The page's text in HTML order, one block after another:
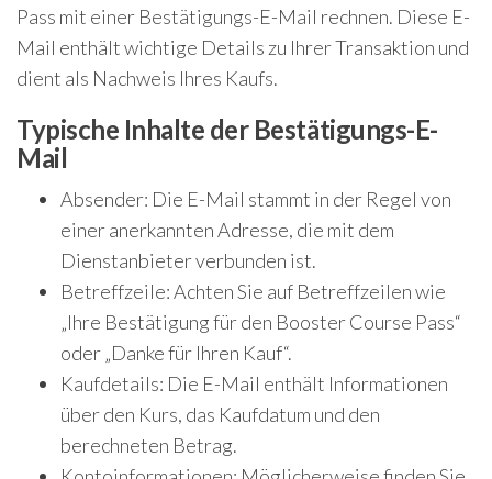
Pass mit einer Bestätigungs-E-Mail rechnen. Diese E-
Mail enthält wichtige Details zu Ihrer Transaktion und
dient als Nachweis Ihres Kaufs.
Typische Inhalte der Bestätigungs-E-
Mail
Absender: Die E-Mail stammt in der Regel von
einer anerkannten Adresse, die mit dem
Dienstanbieter verbunden ist.
Betreffzeile: Achten Sie auf Betreffzeilen wie
„Ihre Bestätigung für den Booster Course Pass“
oder „Danke für Ihren Kauf“.
Kaufdetails: Die E-Mail enthält Informationen
über den Kurs, das Kaufdatum und den
berechneten Betrag.